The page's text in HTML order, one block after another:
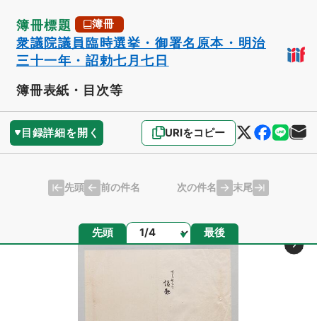
簿冊標題 簿冊
衆議院議員臨時選挙・御署名原本・明治
三十一年・詔勅七月七日
簿冊表紙・目次等
目録詳細を開く URIをコピー
先頭 前の件名 次の件名 末尾
先頭 ページ 最後